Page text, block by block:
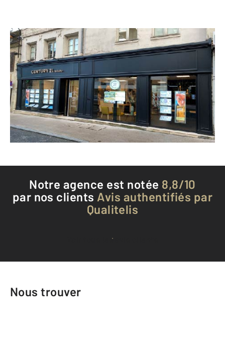
CENTURY 21 Infinity
28 rue Saint Corneille
COMPIEGNE - 60200
Envoyer un message
Téléphoner à l'agence
Notre agence est notée 8,8/10
par nos clients Avis authentifiés par
Qualitelis
Voir tous les avis clients
Nous trouver